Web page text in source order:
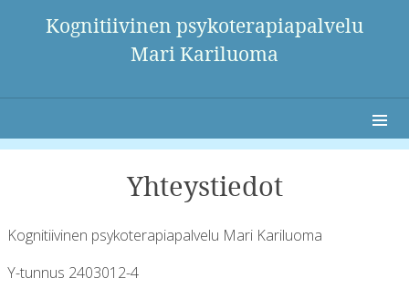
Kognitiivinen psykoterapiapalvelu
Mari Kariluoma
Skip
Yhteystiedot
Kognitiivinen psykoterapiapalvelu Mari Kariluoma
Y-tunnus 2403012-4